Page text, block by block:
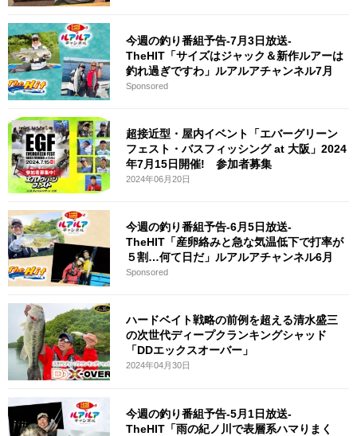
今週の釣り番組予告-7月3日放送-
TheHIT「サイズはジャック＆新作ルアーは
釣れ過ぎですわ」ルアルアチャンネル7月
Sponsored
超接近型・屋内イベント「エバーグリーン
フェスト・バスフィッシング at 大阪」2024
年7月15日開催! 参加者募集
2024年06月20日
今週の釣り番組予告-6月5日放送-
TheHIT「産卵絡みと急な気温低下で打率が
５割…何て日だ」ルアルアチャンネル6月
Sponsored
ハードベイト戦略の前例を超える清水盛三
の次世代ディープクランキングシャッド
「DDエックスオーバー」
2024年04月30日
今週の釣り番組予告-5月1日放送-
TheHIT「雨の紀ノ川で表層系ハマりまく